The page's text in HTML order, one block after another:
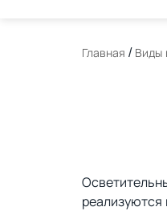
Главная / Виды
реализуются